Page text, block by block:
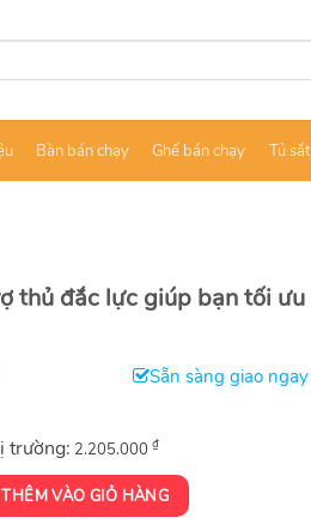
Bàn bán chạy Ghế bán chạy Tủ sắt
thủ đắc lực giúp bạn tối ưu
Sẵn sàng giao ngay
trường: 2.205.000 ₫
THÊM VÀO GIỎ HÀNG